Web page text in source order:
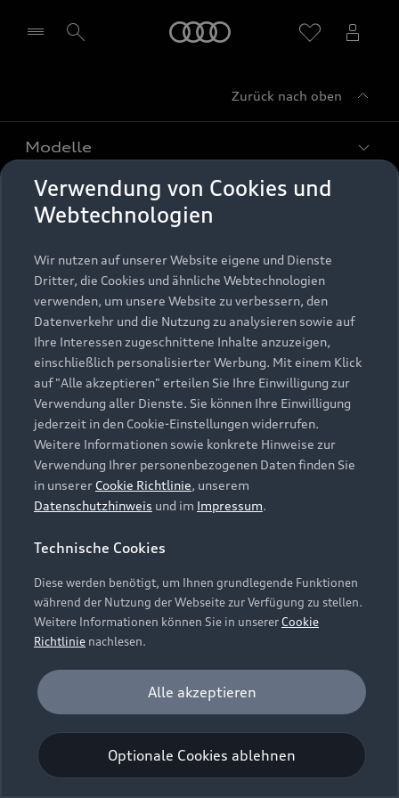
Zurück nach oben
Modelle
Alle Modelle
Elektromodelle
Plug-in-Hybride
Kaufen & leasen
Neuwagensuche
Gebrauchtwagensuche
Gebrauchtwagen
Finanzierung
Aktionen & Angebote
Geschäftskunden
Saisonale Angebote
Audi Services
Garantie
Audi digital services
myAudi
Support
Kundenservice
Händlersuche
Audi Code
Häufige Fragen (FAQ)
Audi Online Beratung
Bordbuch & Bedienungsanleitungen
Verträge kündigen
Vertrag widerrufen
Über Audi
Unternehmen
Karriere
Investor Relations
Presse & Media Center
Datenschutz
Audi erleben
Newsletter
© 2026 AUDI AG. Alle Rechte vorbehalten
Datenschutzinformation
Cookie-Richtlinie
Barrierefreiheit
Digital Services Act
EU Data Act
Embleme am Fahrzeug bei allen Abbildungen auf dieser
Webseite kann abweichen.
Verwendung von Cookies und
Webtechnologien
Wir nutzen auf unserer Website eigene und Dienste
Dritter, die Cookies und ähnliche Webtechnologien
verwenden, um unsere Website zu verbessern, den
Datenverkehr und die Nutzung zu analysieren sowie auf
Ihre Interessen zugeschnittene Inhalte anzuzeigen,
einschließlich personalisierter Werbung. Mit einem Klick
auf "Alle akzeptieren" erteilen Sie Ihre Einwilligung zur
Verwendung aller Dienste. Sie können Ihre Einwilligung
jederzeit in den Cookie-Einstellungen widerrufen.
Weitere Informationen sowie konkrete Hinweise zur
Verwendung Ihrer personenbezogenen Daten finden Sie
in unserer Cookie Richtlinie, unserem
Datenschutzhinweis und im Impressum.
Technische Cookies
Diese werden benötigt, um Ihnen grundlegende Funktionen
während der Nutzung der Webseite zur Verfügung zu stellen.
Weitere Informationen können Sie in unsererCookie
Richtlinie nachlesen.
Analyse und Statistik
Performance Cookies sammeln Informationen
darüber, wie unsere Webseite genutzt wird (z. B.
Anzahl der Besuche, Verweildauer). Diese Cookies
werden zur Optimierung der Webseite verwendet.
Optionale Cookies ablehnen
Alle akzeptieren